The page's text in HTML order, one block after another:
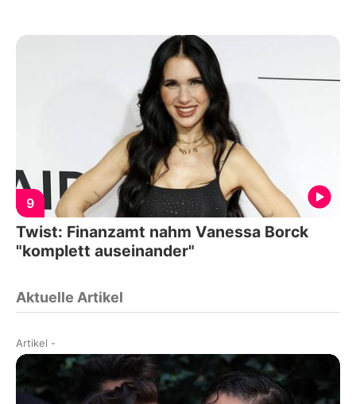
9
Twist: Finanzamt nahm Vanessa Borck
"komplett auseinander"
Aktuelle Artikel
Artikel -